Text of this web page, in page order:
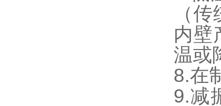
（
内壁
温或
8.在
9.减